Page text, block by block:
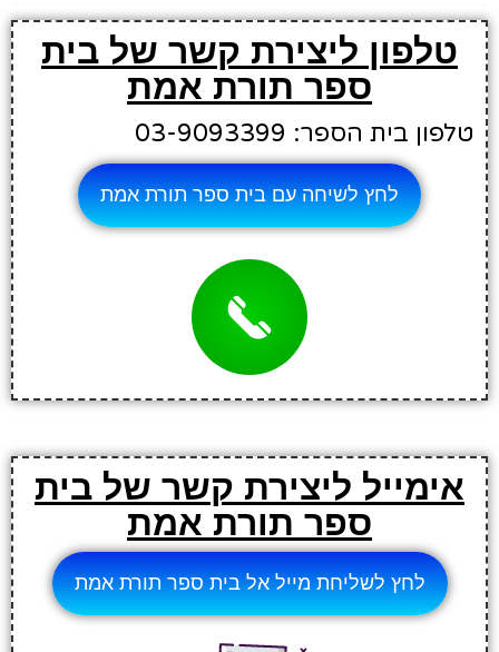
טלפון ליצירת קשר של בית
ספר תורת אמת
טלפון בית הספר: 03-9093399
לחץ לשיחה עם בית ספר תורת אמת
אימייל ליצירת קשר של בית
ספר תורת אמת
לחץ לשליחת מייל אל בית ספר תורת אמת